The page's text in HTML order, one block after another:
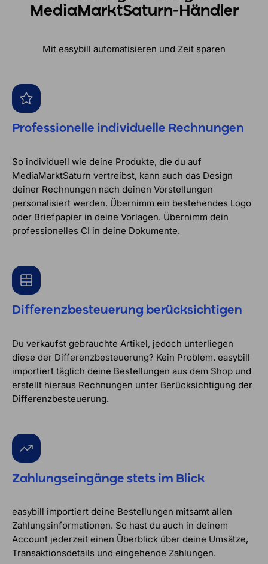
MediaMarktSaturn-Händler
Mit easybill automatisieren und Zeit sparen
Professionelle individuelle Rechnungen
So individuell wie deine Produkte, die du auf
MediaMarktSaturn vertreibst, kann auch das Design
deiner Rechnungen nach deinen Vorstellungen
personalisiert werden. Übernimm ein bestehendes Logo
oder Briefpapier in deine Vorlagen. Übernimm dein
professionelles CI in deine Dokumente.
Differenzbesteuerung berücksichtigen
Du verkaufst gebrauchte Artikel, jedoch unterliegen
diese der Differenzbesteuerung? Kein Problem. easybill
importiert täglich deine Bestellungen aus dem Shop und
erstellt hieraus Rechnungen unter Berücksichtigung der
Differenzbesteuerung.
Zahlungseingänge stets im Blick
easybill importiert deine Bestellungen mitsamt allen
Zahlungsinformationen. So hast du auch in deinem
Account jederzeit einen Überblick über deine Umsätze,
Transaktionsdetails und eingehende Zahlungen.